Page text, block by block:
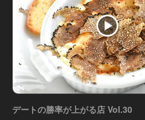
デートの勝率が上がる店 Vol.30